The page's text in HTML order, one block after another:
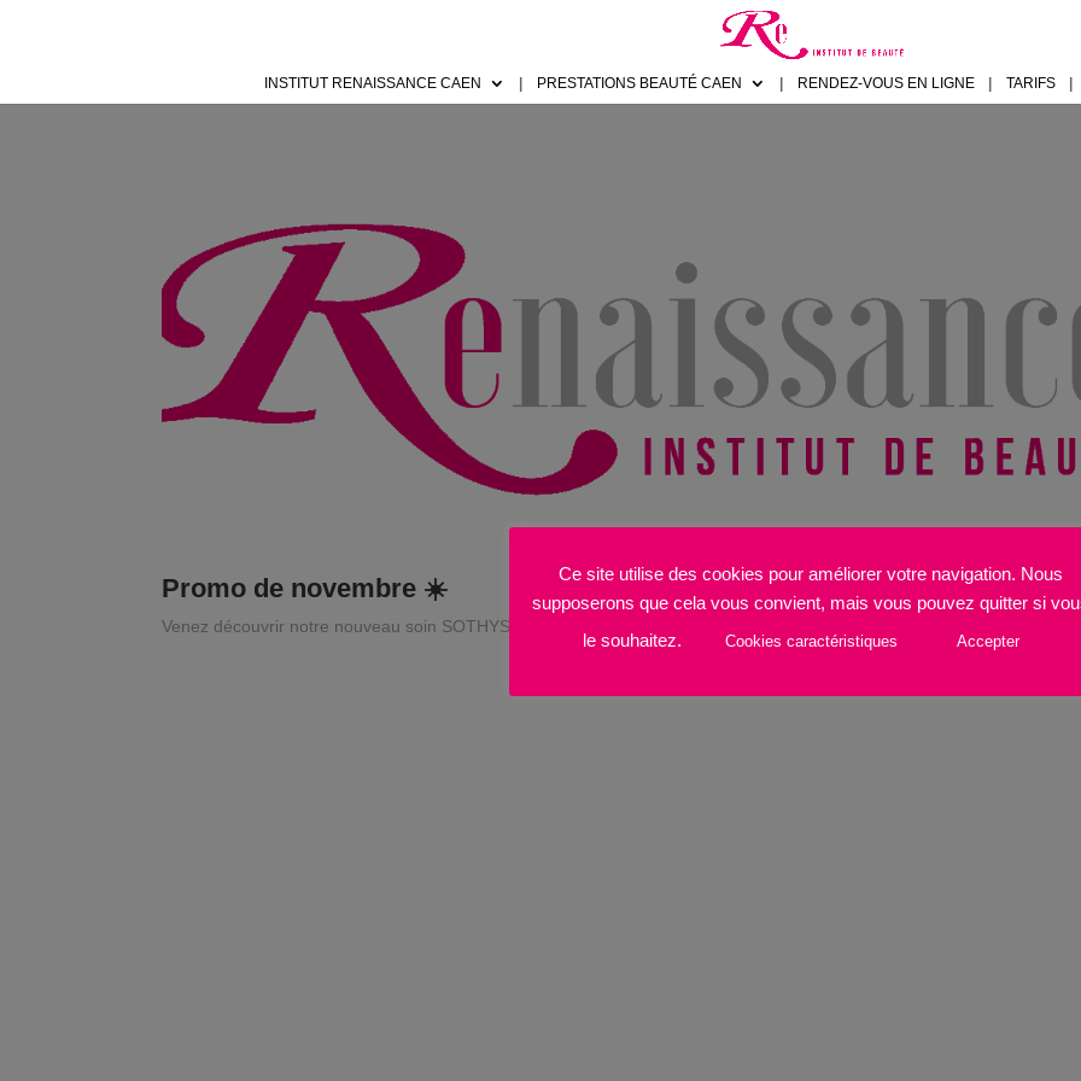
INSTITUT RENAISSANCE CAEN PRESTATIONS BEAUTÉ CAEN RENDEZ-VOUS EN LIGNE TARIFS
Promo de novembre ☀️
Venez découvrir notre nouveau soin SOTHYS DX GLOW avec une offre exceptionnelle à 65 € au lieu de 85...
Ce site utilise des cookies pour améliorer votre navigation. Nous
supposerons que cela vous convient, mais vous pouvez quitter si
le souhaitez.
Cookies caractéristiques Accepter